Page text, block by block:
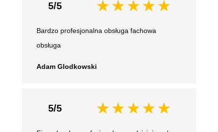
5/5
Bardzo profesjonalna obsługa fachowa
obsługa
Adam Glodkowski
5/5